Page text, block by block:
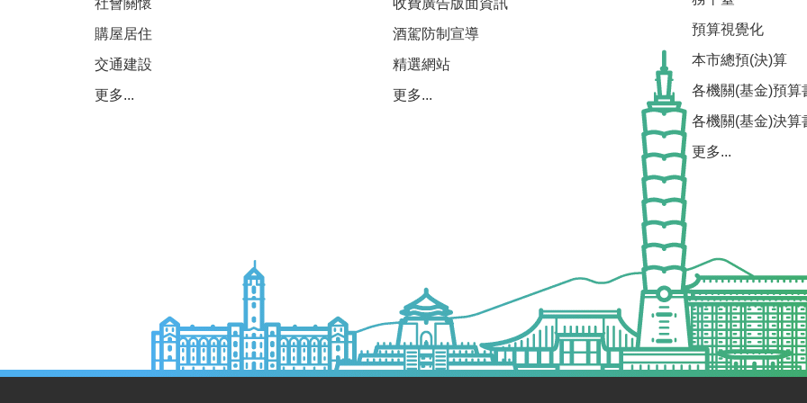
社會關懷
購屋居住
交通建設
更多...
收費廣告版面資訊
酒駕防制宣導
精選網站
更多...
預算視覺化
本市總預(決)算
各機關(基金)預算
各機關(基金)決算
更多...